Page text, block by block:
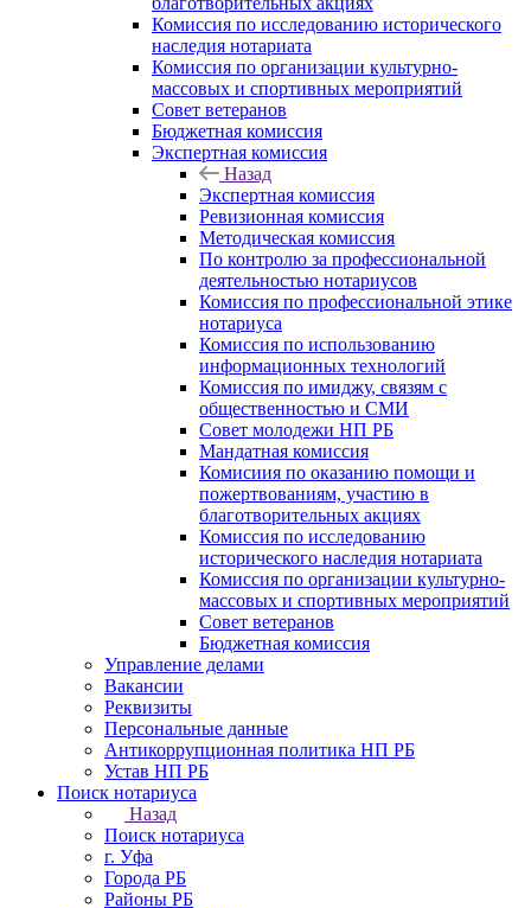
Комиссия по исследованию исторического
наследия нотариата
Комиссия по организации культурно-
массовых и спортивных мероприятий
Совет ветеранов
Бюджетная комиссия
Экспертная комиссия
Назад
Экспертная комиссия
Ревизионная комиссия
Методическая комиссия
По контролю за профессиональной
деятельностью нотариусов
Комиссия по профессиональной этике
нотариуса
Комиссия по использованию
информационных технологий
Комиссия по имиджу, связям с
общественностью и СМИ
Совет молодежи НП РБ
Мандатная комиссия
Комисиия по оказанию помощи и
пожертвованиям, участию в
благотворительных акциях
Комиссия по исследованию
исторического наследия нотариата
Комиссия по организации культурно-
массовых и спортивных мероприятий
Совет ветеранов
Бюджетная комиссия
Управление делами
Вакансии
Реквизиты
Персональные данные
Антикоррупционная политика НП РБ
Устав НП РБ
Поиск нотариуса
Назад
Поиск нотариуса
г. Уфа
Города РБ
Районы РБ